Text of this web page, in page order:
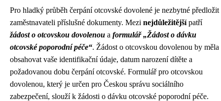
Pro hladký průběh čerpání otcovské dovolené je nezbytné předložit
zaměstnavateli příslušné dokumenty. Mezi nejdůležitějšípatří
žádost o otcovskou dovolenou a formulář „Žádost o dávku
otcovské poporodní péče“. Žádost o otcovskou dovolenou by měla
obsahovat vaše identifikační údaje, datum narození dítěte a
požadovanou dobu čerpání otcovské. Formulář pro otcovskou
dovolenou, který je určen pro Českou správu sociálního
zabezpečení, slouží k žádosti o dávku otcovské poporodní péče.